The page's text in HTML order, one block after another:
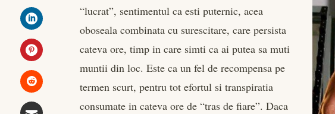
Twitter
LinkedIn
Pinterest
Stumbleupon
“lucrat”, sentimentul ca esti puternic, acea
oboseala combinata cu surescitare, care persista
cateva ore, timp in care simti ca ai putea sa muti
muntii din loc. Este ca un fel de recompensa pe
termen scurt, pentru tot efortul si transpiratia
consumate in cateva ore de “tras de fiare”. Daca